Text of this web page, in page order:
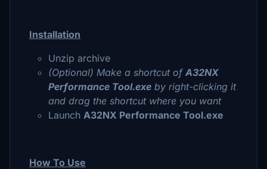
Installation
Unzip archive
(Optional) Make a shortcut of A32NX
Performance Tool.exe by right-clicking it
and drag the shortcut where you want
Launch A32NX Performance Tool.exe
How To Use